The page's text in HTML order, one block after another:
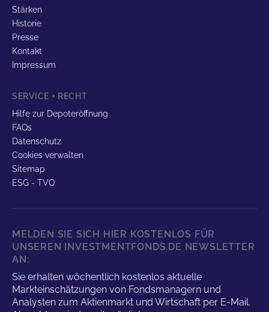
Stärken
Historie
Presse
Kontakt
Impressum
SERVICE + RECHT
Hilfe zur Depoteröffnung
FAQs
Datenschutz
Cookies verwalten
Sitemap
ESG - TVO
MELDEN SIE SICH HIER KOSTENLOS FÜR
UNSEREN INVESTMENTFONDS.DE NEWSLETTER
AN:
Sie erhalten wöchentlich kostenlos aktuelle
Markteinschätzungen von Fondsmanagern und
Analysten zum Aktienmarkt und Wirtschaft per E-Mail.